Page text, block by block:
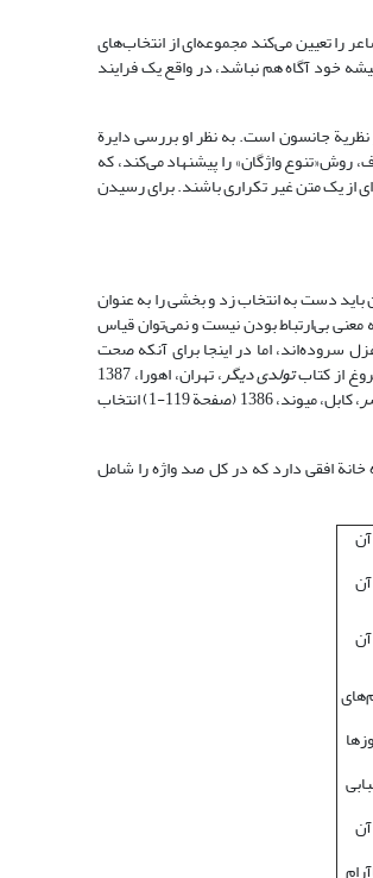
را تعیین می‌کند مجموعه‌ای از انتخاب‌های
خود آگاه هم نباشد، در واقع یک فرایند
نظریة جانسون است. به نظر او بررسی دایرة
واژگان» را پیشنهاد می‌کند، که
از یک متن غیر تکراری باشند. برای رسیدن
دست به انتخاب زد و بخشی را به عنوان
تصادفی بودن به معنی بی‌ارتباط بودن نیست و نمی‌توان قیاس
سروده‌اند، اما در اینجا برای آنکه صحت
تولدی دیگر ، تهران، اهورا، 1387
، کابل، میوند، 1386 (صفحة 119-1) انتخاب
افقی دارد که در کل صد واژه را شامل
آن
آن
آن
آن